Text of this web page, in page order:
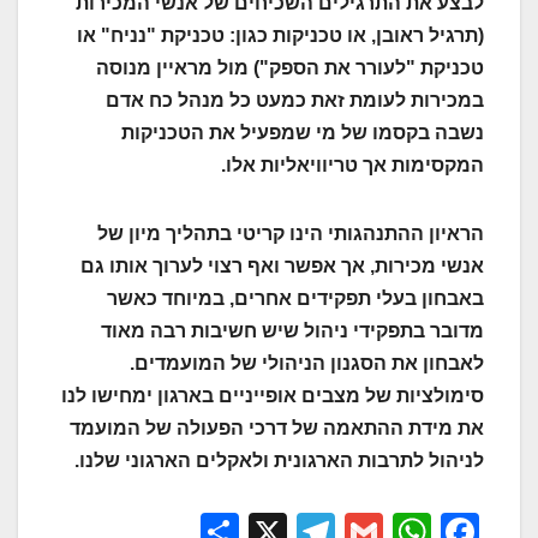
(תרגיל ראובן, או טכניקות כגון: טכניקת "נניח" או
טכניקת "לעורר את הספק") מול מראיין מנוסה
במכירות לעומת זאת כמעט כל מנהל כח אדם
נשבה בקסמו של מי שמפעיל את הטכניקות
המקסימות אך טריוויאליות אלו.
הראיון ההתנהגותי הינו קריטי בתהליך מיון של
אנשי מכירות, אך אפשר ואף רצוי לערוך אותו גם
באבחון בעלי תפקידים אחרים, במיוחד כאשר
מדובר בתפקידי ניהול שיש חשיבות רבה מאוד
לאבחון את הסגנון הניהולי של המועמדים.
סימולציות של מצבים אופייניים בארגון ימחישו לנו
את מידת ההתאמה של דרכי הפעולה של המועמד
לניהול לתרבות הארגונית ולאקלים הארגוני שלנו.